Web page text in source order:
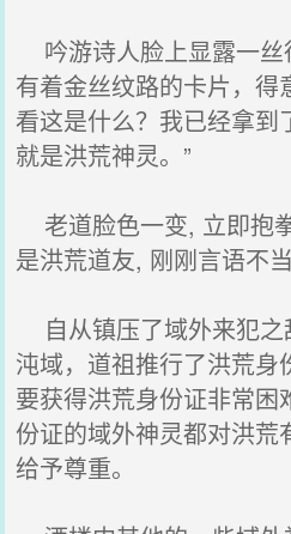
吟游诗人脸上显露一丝
有着金丝纹路的卡片，得
看这是什么？我已经拿
就是洪荒神灵。”
老道脸色一变, 立即抱
是洪荒道友, 刚刚言语不
自从镇压了域外来犯之
沌域，道祖推行了洪荒身
要获得洪荒身份证非常困
份证的域外神灵都对洪荒
给予尊重。